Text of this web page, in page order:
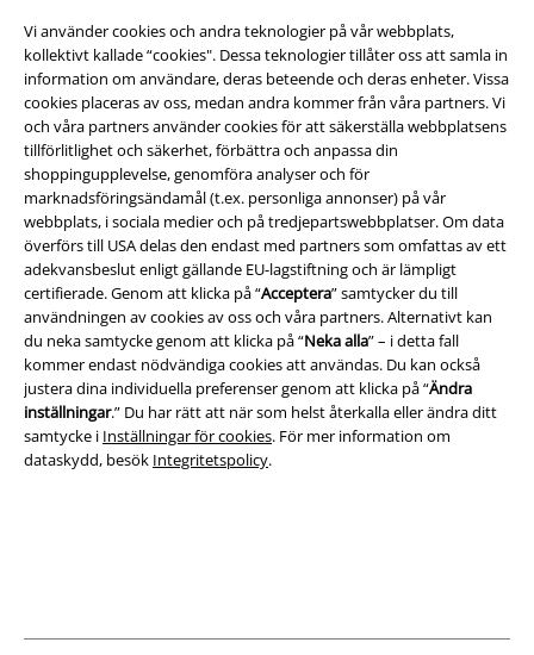
Vi använder cookies och andra teknologier på vår webbplats,
kollektivt kallade “cookies". Dessa teknologier tillåter oss att samla in
information om användare, deras beteende och deras enheter. Vissa
cookies placeras av oss, medan andra kommer från våra partners. Vi
och våra partners använder cookies för att säkerställa webbplatsens
tillförlitlighet och säkerhet, förbättra och anpassa din
shoppingupplevelse, genomföra analyser och för
marknadsföringsändamål (t.ex. personliga annonser) på vår
webbplats, i sociala medier och på tredjepartswebbplatser. Om data
överförs till USA delas den endast med partners som omfattas av ett
adekvansbeslut enligt gällande EU-lagstiftning och är lämpligt
certifierade. Genom att klicka på “Acceptera” samtycker du till
användningen av cookies av oss och våra partners. Alternativt kan
du neka samtycke genom att klicka på “Neka alla” – i detta fall
kommer endast nödvändiga cookies att användas. Du kan också
justera dina individuella preferenser genom att klicka på “Ändra
inställningar.” Du har rätt att när som helst återkalla eller ändra ditt
samtycke i Inställningar för cookies. För mer information om
dataskydd, besök Integritetspolicy.
Juridisk information/Villkor
Villkor
Om oss
Ladda ner villkoren
Avfallshantering och miljöskydd
Försäkran om överensstämmelse